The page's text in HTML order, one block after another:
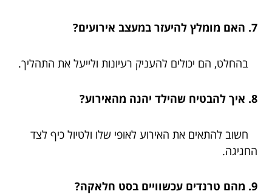
7. האם מומלץ להיעזר במעצב אירועים?
בהחלט, הם יכולים להעניק רעיונות ולייעל את התהליך.
8. איך להבטיח שהילד יהנה מהאירוע?
חשוב להתאים את האירוע לאופי שלו ולטיול כיף לצד
החגיגה.
9. מהם טרנדים עכשוויים בסט חלאקה?